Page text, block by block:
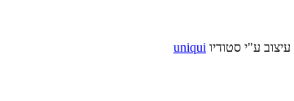
עיצוב ע"י סטודיו uniqui